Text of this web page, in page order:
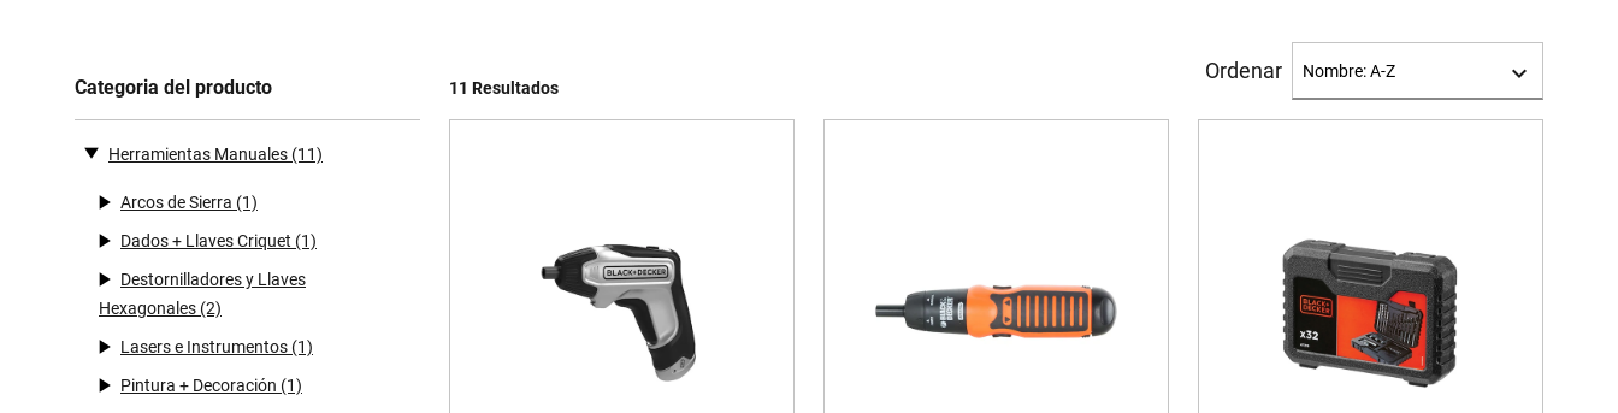
Categoria del producto
Herramientas Manuales (11)
Arcos de Sierra (1)
Dados + Llaves Criquet (1)
Destornilladores y Llaves
Hexagonales (2)
Lasers e Instrumentos (1)
Pintura + Decoración (1)
11 Resultados
Ordenar